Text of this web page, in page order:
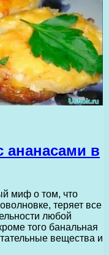
ананасами в
миф о том, что
теряет все
любой
того банальная
вещества и